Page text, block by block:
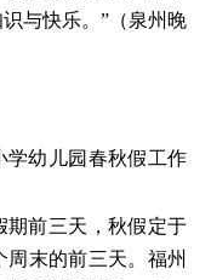
与快乐。”（泉州晚
学幼儿园春秋假工作
期前三天，秋假定于
周末的前三天。福州